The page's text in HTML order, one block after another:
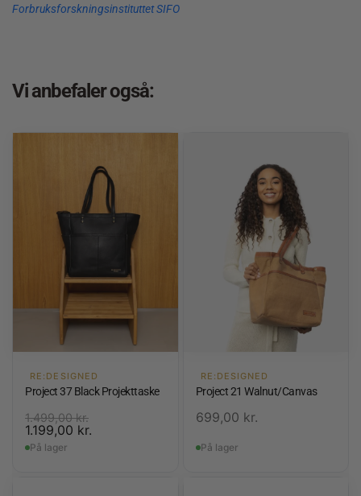
Forbruksforskningsinstituttet SIFO
Vi anbefaler også:
RE:DESIGNED
Project 37 Black Projekttaske
1.499,00kr.
1.199,00 kr.
På lager
RE:DESIGNED
Project 21 Walnut/Canvas
699,00 kr.
På lager